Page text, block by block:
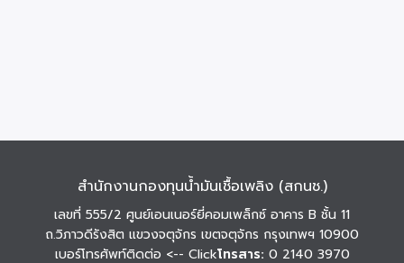
สำนักงานกองทุนน้ำมันเชื้อเพลิง (สกนช.)
เลขที่ 555/2 ศูนย์เอนเนอร์ยี่คอมเพล็กซ์ อาคาร B ชั้น 11
ถ.วิภาวดีรังสิต แขวงจตุจักร เขตจตุจักร กรุงเทพฯ 10900
เบอร์โทรศัพท์ติดต่อ <-- Clickโทรสาร: 0 2140 3970